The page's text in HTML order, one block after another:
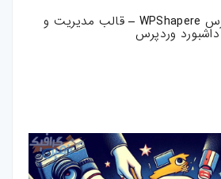
دانلود افزونه وردپرس WPShapere – قالب مدیریت و
داشبورد وردپرس